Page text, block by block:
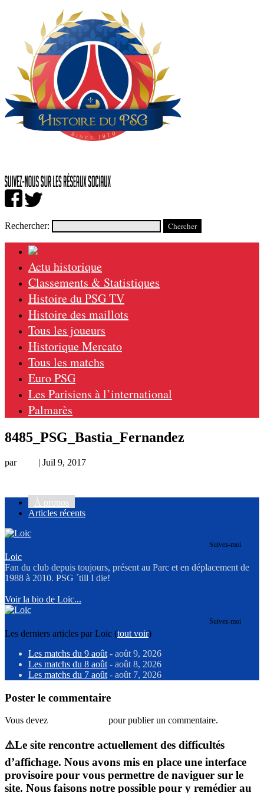
Rechercher:
Actu historique
Classements & Statistiques
Histoire du PSG TV
Histoire des maillots
Tous les joueurs
Historique Mercato
Tous les matchs
Euro PSG
Les Parisiens à l’international
Palmarès
8485_PSG_Bastia_Fernandez
par | Juil 9, 2017
À propos
Articles récents
Suivez-moi
Loic
Fan du club depuis toujours, présent au Parc et en déplacement de
1988 à 2010. PSG ´till I die!
Voir la bio de Loic...
Suivez-moi
Les derniers articles par Loic (tout voir)
Les matchs du 9 août - août 9, 2026
Les matchs du 8 août - août 8, 2026
Les matchs du 7 août - août 7, 2026
Poster le commentaire
Vous devez pour publier un commentaire.
⚠️Le site rencontre actuellement des difficultés
d’affichage. Nous avons mis en place une interface
provisoire pour vous permettre de naviguer sur le
site. Nous faisons notre possible pour y remédier au